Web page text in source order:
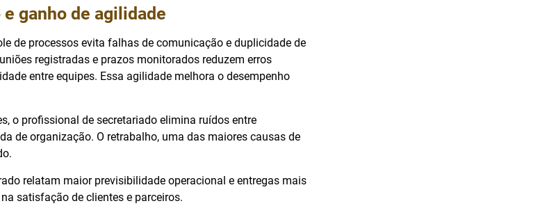
ganho de agilidade
de processos evita falhas de comunicação e duplicidade de
registradas e prazos monitorados reduzem erros
entre equipes. Essa agilidade melhora o desempenho
o profissional de secretariado elimina ruídos entre
de organização. O retrabalho, uma das maiores causas de
relatam maior previsibilidade operacional e entregas mais
satisfação de clientes e parceiros.